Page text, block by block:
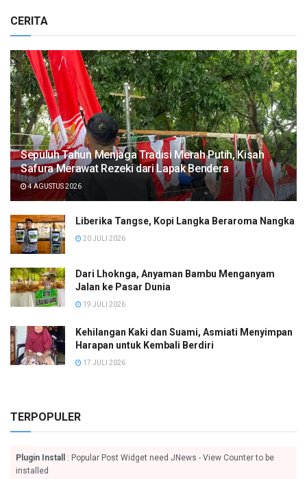
CERITA
Sepuluh Tahun Menjaga Tradisi Merah Putih, Kisah
Safura Merawat Rezeki dari Lapak Bendera
4 AGUSTUS 2026
Liberika Tangse, Kopi Langka Beraroma Nangka
20 JULI 2026
Dari Lhoknga, Anyaman Bambu Menganyam
Jalan ke Pasar Dunia
19 JULI 2026
Kehilangan Kaki dan Suami, Asmiati Menyimpan
Harapan untuk Kembali Berdiri
17 JULI 2026
TERPOPULER
Plugin Install
: Popular Post Widget need JNews - View Counter to be
installed